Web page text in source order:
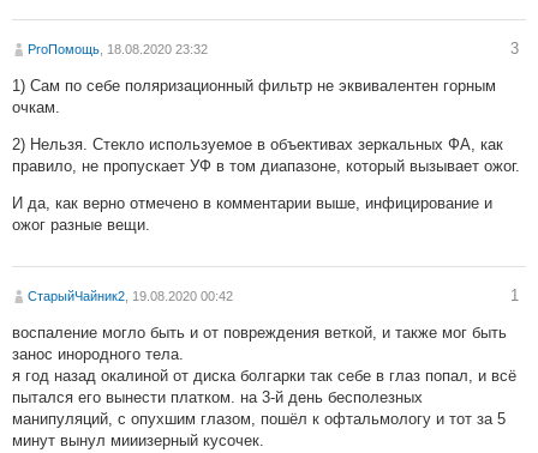
ProПомощь , 18.08.2020 23:32 3
1) Сам по себе поляризационный фильтр не эквивалентен горным
очкам.
2) Нельзя. Стекло используемое в объективах зеркальных ФА, как
правило, не пропускает УФ в том диапазоне, который вызывает ожог.
И да, как верно отмечено в комментарии выше, инфицирование и
ожог разные вещи.
СтарыйЧайник2 , 19.08.2020 00:42 1
воспаление могло быть и от повреждения веткой, и также мог быть
занос инородного тела.
я год назад окалиной от диска болгарки так себе в глаз попал, и всё
пытался его вынести платком. на 3-й день бесполезных
манипуляций, с опухшим глазом, пошёл к офтальмологу и тот за 5
минут вынул мииизерный кусочек.